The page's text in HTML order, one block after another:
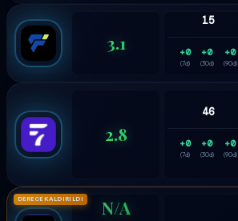
3.1
15
+0
(7d)
+0
(30d)
+0
(90d)
2.8
46
+0
(7d)
+0
(30d)
+0
(90d)
DERECE KALDIRILDI N/A